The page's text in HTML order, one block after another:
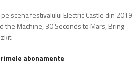
scena festivalului Electric Castle din 2019
the Machine, 30 Seconds to Mars, Bring
abonamente